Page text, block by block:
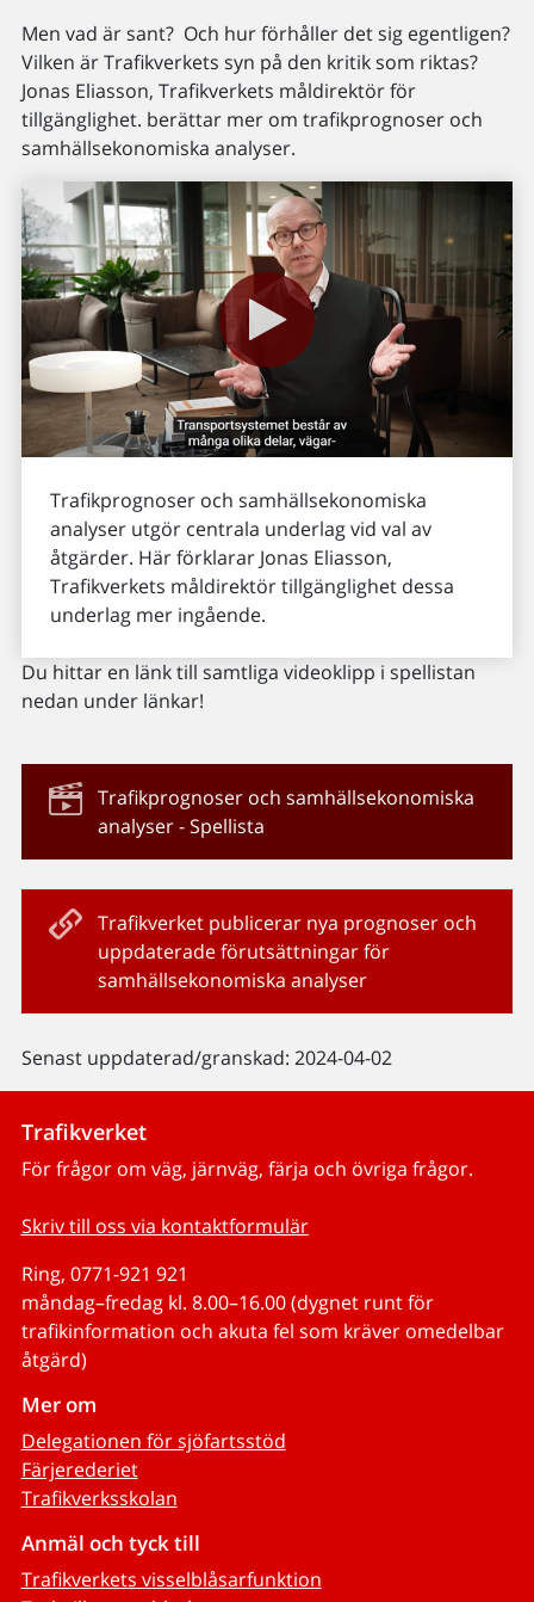
Men vad är sant? Och hur förhåller det sig egentligen?
Vilken är Trafikverkets syn på den kritik som riktas?
Jonas Eliasson, Trafikverkets måldirektör för
tillgänglighet. berättar mer om trafikprognoser och
samhällsekonomiska analyser.
Trafikprognoser och samhällsekonomiska
analyser utgör centrala underlag vid val av
åtgärder. Här förklarar Jonas Eliasson,
Trafikverkets måldirektör tillgänglighet dessa
underlag mer ingående.
Du hittar en länk till samtliga videoklipp i spellistan
nedan under länkar!
Trafikprognoser och samhällsekonomiska
analyser - Spellista
Trafikverket publicerar nya prognoser och
uppdaterade förutsättningar för
samhällsekonomiska analyser
Senast uppdaterad/granskad: 2024-04-02
Trafikverket
För frågor om väg, järnväg, färja och övriga frågor.
Skriv till oss via kontaktformulär
Ring, 0771-921 921
måndag–fredag kl. 8.00–16.00 (dygnet runt för
trafikinformation och akuta fel som kräver omedelbar
åtgärd)
Mer om
Delegationen för sjöfartsstöd
Färjerederiet
Trafikverksskolan
Anmäl och tyck till
Trafikverkets visselblåsarfunktion